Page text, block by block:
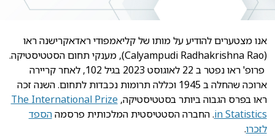
אנו מצטערים להודיע על מותו של קליאמפודי ראדאקרישנה ראו
(Calyampudi Radhakrishna Rao), מענקי תחום הסטטיסטיקה.
פרופ' ראו נפטר ב 22 לאוגוסט 2023 בגיל 102, לאחר קריירה
ארוכה שהחלה ב 1945 וכללה תרומות נכבדות לתחום. השנה זכה
ראו בפרס הגבוה ביותר בסטטיסטיקה, The International Prize
in Statistics. החברה הסטטיסטית המלכותית פרסמההספד
לזכרו.